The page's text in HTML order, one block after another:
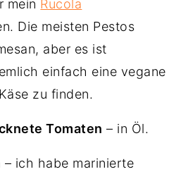
mein Rucola
Die meisten Pestos
aber es ist
einfach eine vegane
zu finden.
Tomaten – in Öl.
– ich habe marinierte